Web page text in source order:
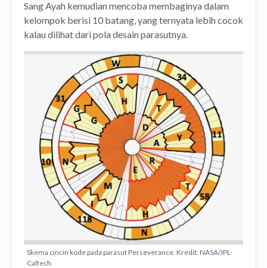
Sang Ayah kemudian mencoba membaginya dalam
kelompok berisi 10 batang, yang ternyata lebih cocok
kalau dilihat dari pola desain parasutnya.
Skema cincin kode pada parasut Perseverance. Kredit: NASA/JPL-
Caltech